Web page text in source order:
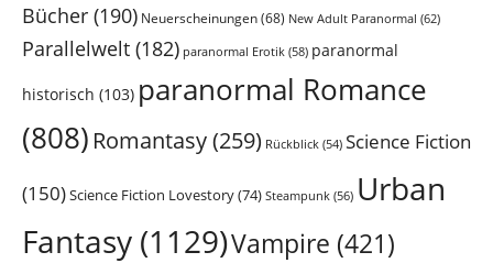
Bücher (190) Neuerscheinungen(68) New Adult Paranormal (62)
Parallelwelt (182) paranormal Erotik (58) paranormal
historisch (103) paranormal Romance
(808) Romantasy(259) Rückblick (54) Science Fiction
(150)Science Fiction Lovestory(74) Steampunk (56) Urban
Fantasy (1129)Vampire (421)